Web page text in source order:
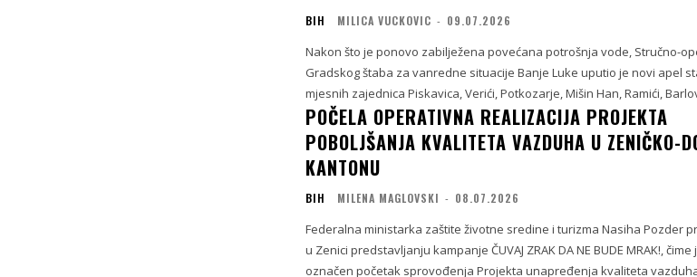
BIH MILICA VUCKOVIC - 09.07.2026
Nakon što je ponovo zabilježena povećana potrošnja vode, Stručno-
Gradskog štaba za vanredne situacije Banje Luke uputio je novi apel
mjesnih zajednica Piskavica, Verići, Potkozarje, Mišin Han, Ramići,
POČELA OPERATIVNA REALIZACIJA PROJEKTA
POBOLJŠANJA KVALITETA VAZDUHA U ZENIČKO-
KANTONU
BIH MILENA MAGLOVSKI - 08.07.2026
Federalna ministarka zaštite životne sredine i turizma Nasiha Pozder
u Zenici predstavljanju kampanje ČUVAJ ZRAK DA NE BUDE MRAK!,
označen početak sprovođenja Projekta unapređenja kvaliteta vazduha